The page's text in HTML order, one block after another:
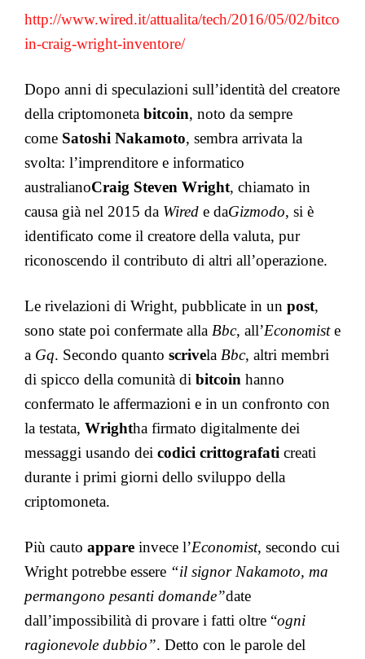
http://www.wired.it/attualita/tech/2016/05/02/bitco
in-craig-wright-inventore/
Dopo anni di speculazioni sull’identità del creatore
della criptomoneta bitcoin, noto da sempre
come Satoshi Nakamoto, sembra arrivata la
svolta: l’imprenditore e informatico
australianoCraig Steven Wright, chiamato in
causa già nel 2015 da Wired e daGizmodo, si è
identificato come il creatore della valuta, pur
riconoscendo il contributo di altri all’operazione.
Le rivelazioni di Wright, pubblicate in un post,
sono state poi confermate alla Bbc, all’Economiste
a Gq. Secondo quanto scrivela Bbc, altri membri
di spicco della comunità di bitcoin hanno
confermato le affermazioni e in un confronto con
la testata, Wrightha firmato digitalmente dei
messaggi usando dei codici crittografati creati
durante i primi giorni dello sviluppo della
criptomoneta.
Più cauto appare invece l’Economist, secondo cui
Wright potrebbe essere “il signor Nakamoto, ma
permangono pesanti domande”date
dall’impossibilità di provare i fatti oltre “ogni
ragionevole dubbio”. Detto con le parole del